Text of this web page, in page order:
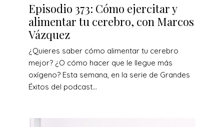
Episodio 373: Cómo ejercitar y
alimentar tu cerebro, con Marcos
Vázquez
¿Quieres saber cómo alimentar tu cerebro
mejor? ¿O cómo hacer que le llegue más
oxígeno? Esta semana, en la serie de Grandes
Éxitos del podcast...